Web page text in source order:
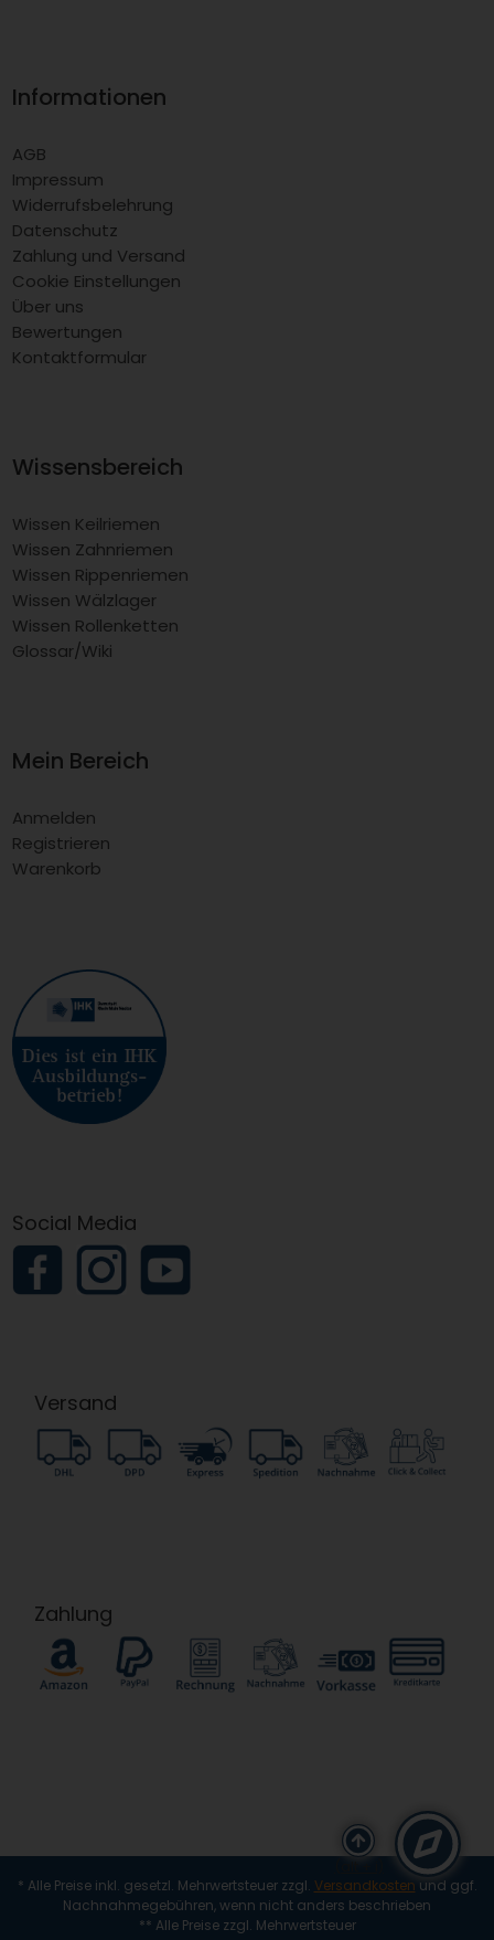
Informationen
AGB
Impressum
Widerrufsbelehrung
Datenschutz
Zahlung und Versand
Cookie Einstellungen
Über uns
Bewertungen
Kontaktformular
Wissensbereich
Wissen Keilriemen
Wissen Zahnriemen
Wissen Rippenriemen
Wissen Wälzlager
Wissen Rollenketten
Glossar/Wiki
Mein Bereich
Anmelden
Registrieren
Warenkorb
Social Media
Versand
Zahlung
* Alle Preise inkl. gesetzl. Mehrwertsteuer zzgl. Versandkosten und ggf.
Nachnahmegebühren, wenn nicht anders beschrieben
** Alle Preise zzgl. Mehrwertsteuer